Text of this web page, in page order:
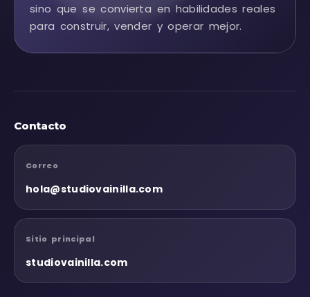
sino que se convierta en habilidades reales
para construir, vender y operar mejor.
Contacto
Correo
hola@studiovainilla.com
Sitio principal
studiovainilla.com